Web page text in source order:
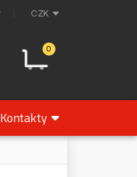
CZK
0
Kontakty